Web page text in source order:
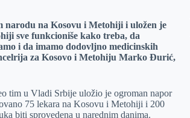
narodu na Kosovu i Metohiji i uložen je
sve funkcioniše kako treba, da
i da imamo dodovljno medicinskih
za Kosovo i Metohiju Marko Đurić,
tim u Vladi Srbije uložio je ogroman napor
75 lekara na Kosovu i Metohiji i 200
biti sprovedena u narednim danima.